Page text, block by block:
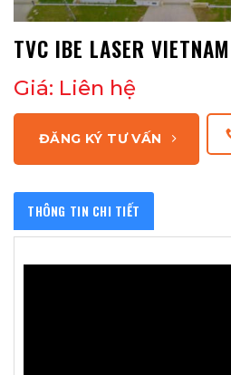
TVC IBE LASER VIETNAM
Giá: Liên hệ
ĐĂNG KÝ TƯ VẤN
THÔNG TIN CHI TIẾT